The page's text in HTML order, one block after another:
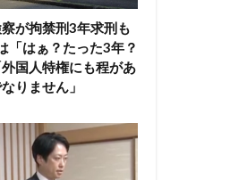
が拘禁刑3年求刑も
「はぁ？たった3年？
国人特権にも程があ
りません」